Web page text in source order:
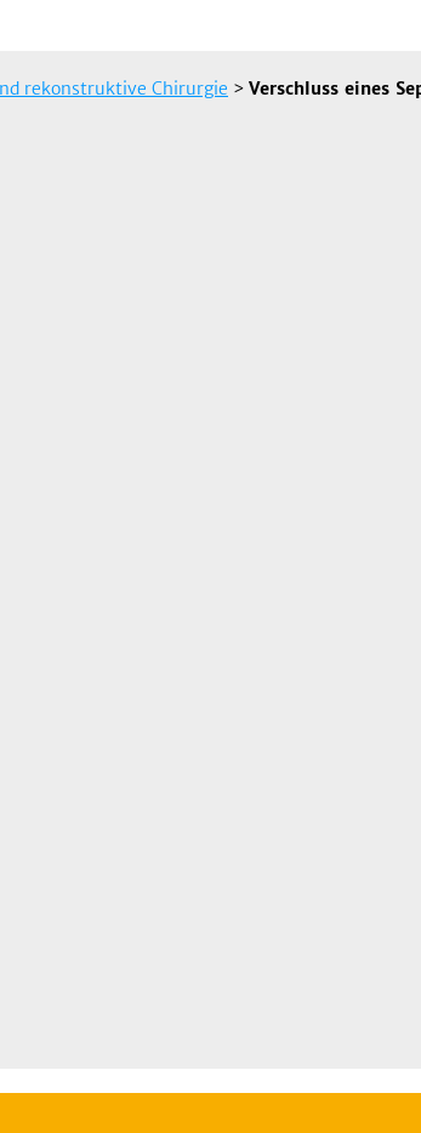
rekonstruktive Chirurgie > Verschluss eines